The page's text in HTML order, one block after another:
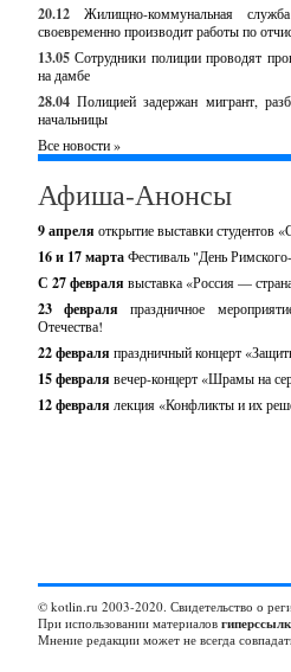
20.12
Жилищно-коммунальная
своевременно производит работы по
13.05 Сотрудники полиции проводят
на дамбе
28.04 Полицией задержан мигрант,
начальницы
Все новости »
Афиша-Анонсы
9 апреля открытие выставки студентов
16 и 17 мартаФестиваль "День
С 27 февраля выставка «Россия —
23 февраляпраздничное
Отечества!
22 февраля праздничный концерт
15 февраля вечер-концерт «Шрамы на
12 февраля лекция «Конфликты и их
© kotlin.ru 2003-2020. Свидетельство о
При использовании материалов
Мнение редакции может не всегда